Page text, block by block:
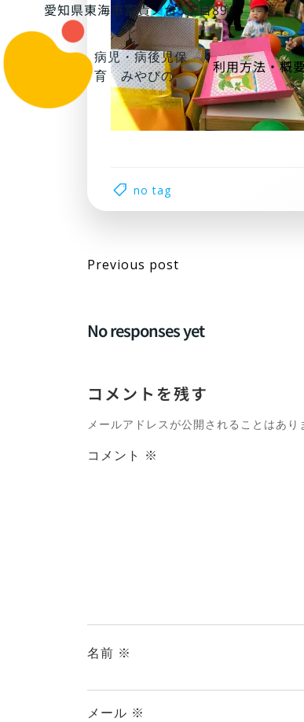
テ
ン
ツ
愛知県東海市富貴ノ台5丁目89
病児・病後児保
育 みやびの
利用方法・概
no tag
Post
Previous post
No responses yet
コメントを残す
メールアドレスが公開されることはあり
コメント ※
名前 ※
メール ※